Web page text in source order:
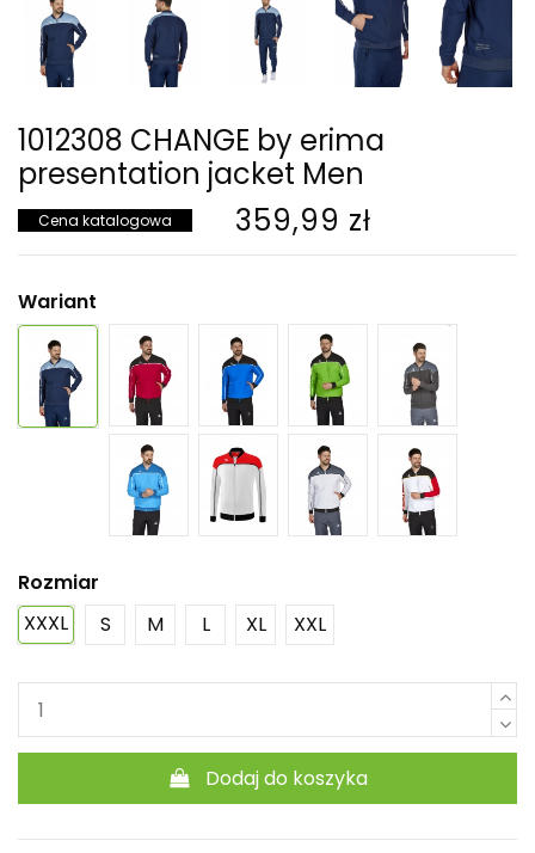
1012308 CHANGE by erima
presentation jacket Men
Cena katalogowa 359,99 zł
Wariant
Rozmiar
XXXL
S M L XL XXL
Dodaj do koszyka